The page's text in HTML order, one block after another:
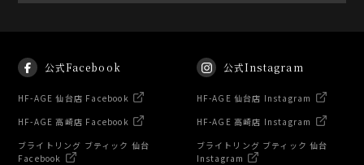
公式Facebook
HF-AGE 仙台店 Facebook
HF-AGE 高崎店 Facebook
ブライトリング ブティック 仙台
Facebook
公式Instagram
HF-AGE 仙台店 Instagram
HF-AGE 高崎店 Instagram
ブライトリング ブティック 仙台
Instagram